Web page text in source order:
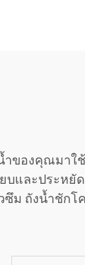
ำของคุณมา
บและประห
ซึม ถังน้ำชั